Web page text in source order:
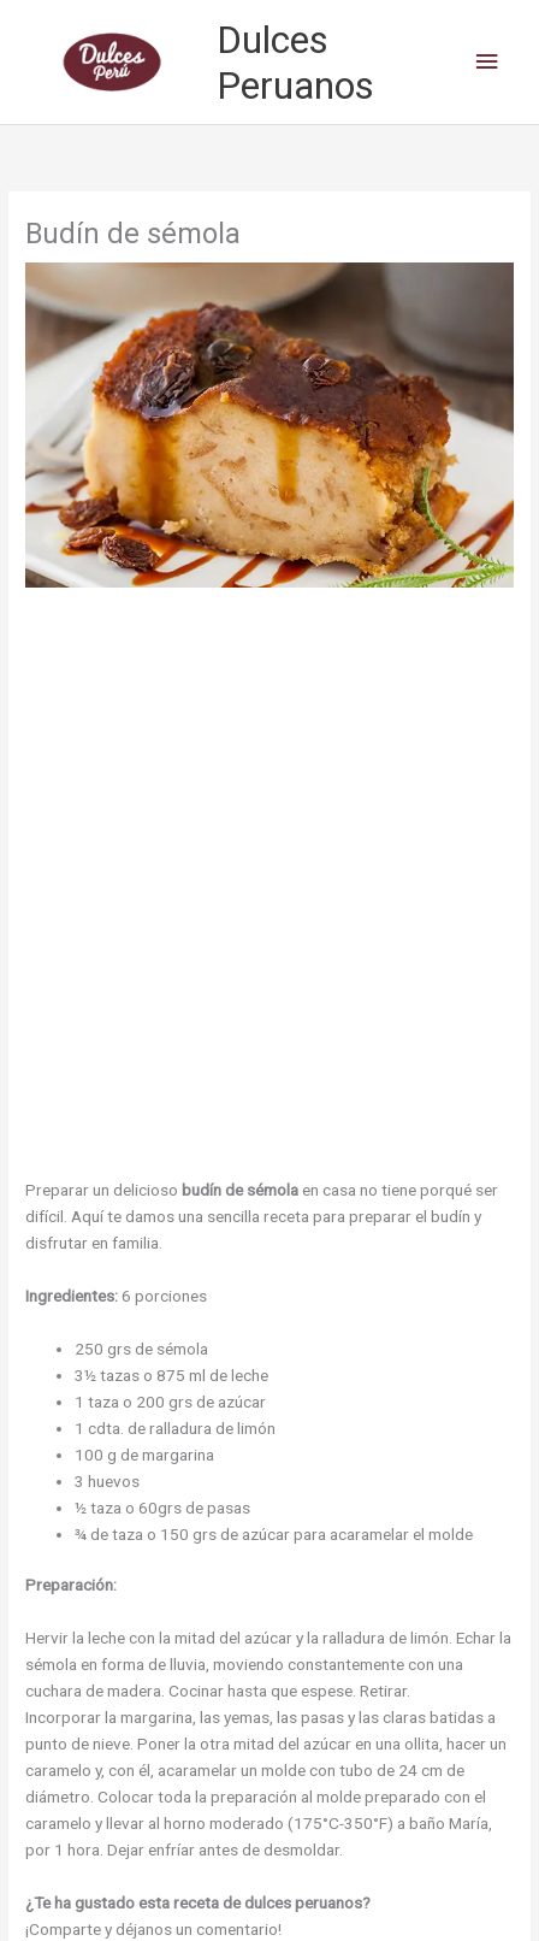
Dulces
Peruanos
Main
Budín de sémola
Preparar un delicioso budín de sémola en casa no tiene porqué ser
difícil. Aquí te damos una sencilla receta para preparar el budín y
disfrutar en familia.
Ingredientes:6 porciones
250 grs de sémola
3½ tazas o 875 ml de leche
1 taza o 200 grs de azúcar
1 cdta. de ralladura de limón
100 g de margarina
3 huevos
½ taza o 60grs de pasas
¾ de taza o 150 grs de azúcar para acaramelar el molde
Preparación:
Hervir la leche con la mitad del azúcar y la ralladura de limón. Echar la
sémola en forma de lluvia, moviendo constantemente con una
cuchara de madera. Cocinar hasta que espese. Retirar.
Incorporar la margarina, las yemas, las pasas y las claras batidas a
punto de nieve. Poner la otra mitad del azúcar en una ollita, hacer un
caramelo y, con él, acaramelar un molde con tubo de 24 cm de
diámetro. Colocar toda la preparación al molde preparado con el
caramelo y llevar al horno moderado (175°C-350°F) a baño María,
por 1 hora. Dejar enfríar antes de desmoldar.
¿Te ha gustado esta receta de dulces peruanos?
¡Comparte y déjanos un comentario!